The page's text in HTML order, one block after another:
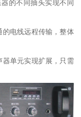
的不同抽头实现不同
的电线远程传输，整体
器单元实现扩展，只需